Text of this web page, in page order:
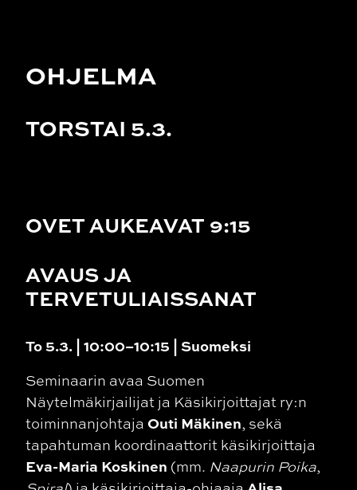
OHJELMA
TORSTAI 5.3.
OVET AUKEAVAT 9:15
AVAUS JA
TERVETULIAISSANAT
To 5.3. | 10:00–10:15 | Suomeksi
Seminaarin avaa Suomen
Näytelmäkirjailijat ja Käsikirjoittajat ry:n
toiminnanjohtaja Outi Mäkinen, sekä
tapahtuman koordinaattorit käsikirjoittaja
Eva-Maria Koskinen (mm. Naapurin Poika,